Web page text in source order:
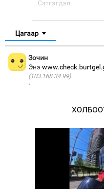
Цагаар
Зочин
Энэ
(103.168.34.99)
·